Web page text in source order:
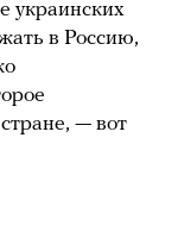
украинских
в Россию,
— вот